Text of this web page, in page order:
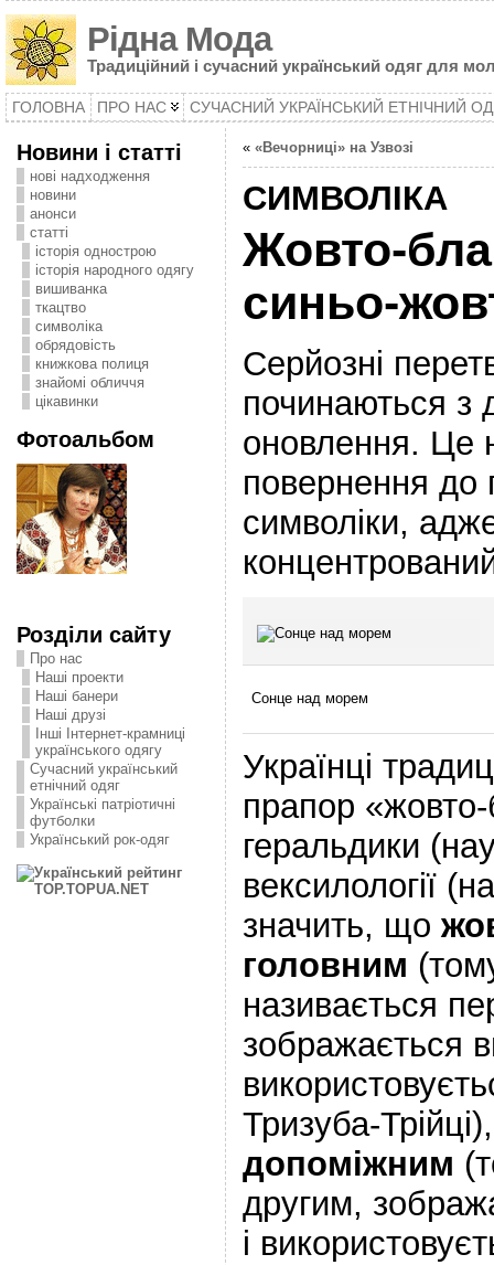
Рідна Мода
Традиційний і сучасний український одяг для
ГОЛОВНА ПРО НАС СУЧАСНИЙ УКРАЇНСЬКИЙ ЕТНІЧНИЙ
Новини і статті
нові надходження
новини
анонси
статті
історія однострою
історія народного одягу
вишиванка
ткацтво
символіка
oбрядовість
книжкова полиця
знайомі обличчя
цікавинки
Фотоальбом
Розділи сайту
Про нас
Наші проекти
Наші банери
Наші друзі
Інші Інтернет-крамниці
українського одягу
Сучасний український
етнічний одяг
Українські патріотичні
футболки
Український рок-одяг
« «Вечорниці» на Узвозі
СИМВОЛІКА
Жовто-
синьо-
Серйозні
починаються з
оновлення. Це
повернення до
символіки,
Сонце над морем
Українці
прапор
геральдики
вексилології
значить, що
головним
називається
зображається
Тризуба-
допоміжним
другим,
і